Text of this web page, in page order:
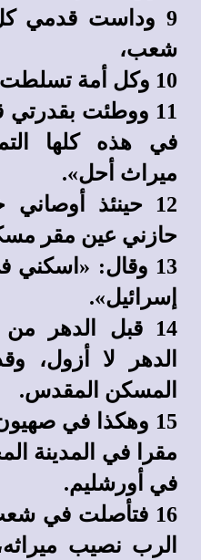
9 وداست قدمي
شعب،
10 وكل أمة تسلطت،
11 ووطئت بقدرتي
في هذه كلها
ميراث أحل».
12 حينئذ
حازني عين مقر
13 وقال:
إسرائيل».
14 قبل الدهر
الدهر لا أزول،
المسكن المقدس.
15 وهكذا في
مقرا في المدينة
في أورشليم.
16 فتأصلت في
الرب نصيب